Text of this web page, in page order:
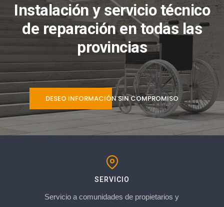
Instalación y servicio técnico
de reparación en todas las
provincias
DESEO INFORMACIÓN SIN COMPROMISO
SERVICIO
Servicio a comunidades de propietarios y